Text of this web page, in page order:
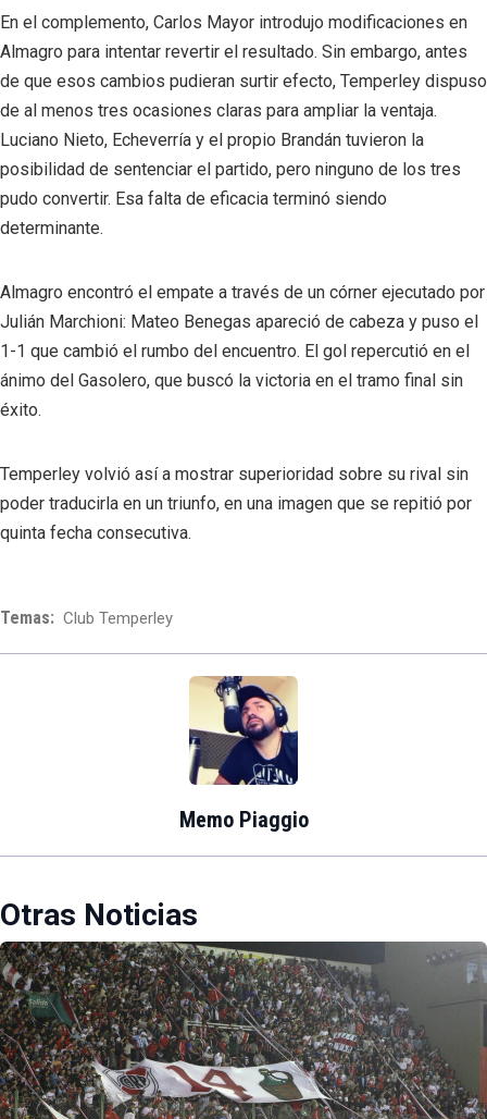
En el complemento, Carlos Mayor introdujo modificaciones en
Almagro para intentar revertir el resultado. Sin embargo, antes
de que esos cambios pudieran surtir efecto, Temperley dispuso
de al menos tres ocasiones claras para ampliar la ventaja.
Luciano Nieto, Echeverría y el propio Brandán tuvieron la
posibilidad de sentenciar el partido, pero ninguno de los tres
pudo convertir. Esa falta de eficacia terminó siendo
determinante.
Almagro encontró el empate a través de un córner ejecutado por
Julián Marchioni: Mateo Benegas apareció de cabeza y puso el
1-1 que cambió el rumbo del encuentro. El gol repercutió en el
ánimo del Gasolero, que buscó la victoria en el tramo final sin
éxito.
Temperley volvió así a mostrar superioridad sobre su rival sin
poder traducirla en un triunfo, en una imagen que se repitió por
quinta fecha consecutiva.
Temas: Club Temperley
Memo Piaggio
Otras Noticias